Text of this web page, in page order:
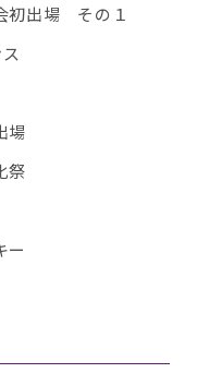
初出場 その１
場
祭
ー